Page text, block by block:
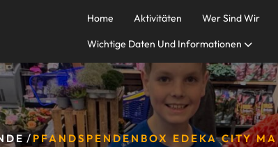
Home Aktivitäten Wer Sind Wir
Wichtige Daten Und Informationen
/PFANDSPENDENBOX EDEKA CITY